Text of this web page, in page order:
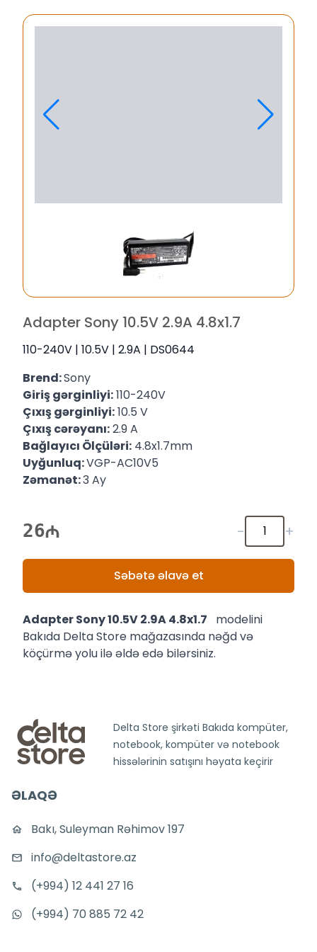
Adapter Sony 10.5V 2.9A 4.8x1.7
110-240V | 10.5V | 2.9A | DS0644
Brend:Sony
Giriş gərginliyi:110-240V
Çıxış gərginliyi:10.5 V
Çıxış cərəyanı:2.9 A
Bağlayıcı Ölçüləri: 4.8x1.7mm
Uyğunluq:VGP-AC10V5
Zəmanət:3 Ay
26 - +
Səbətə əlavə et
Adapter Sony 10.5V 2.9A 4.8x1.7 modelini
Bakıda Delta Store mağazasında nəğd və
köçürmə yolu ilə əldə edə bilərsiniz.
Delta Store şirkəti Bakıda kompüter,
notebook, kompüter və notebook
hissələrinin satışını həyata keçirir
ƏLAQƏ
Bakı, Suleyman Rəhimov 197
info@deltastore.az
(+994) 12 441 27 16
(+994) 70 885 72 42